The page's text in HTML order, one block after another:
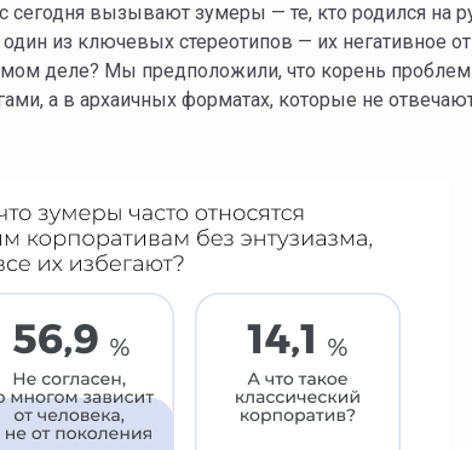
сегодня вызывают зумеры — те, кто родился на
из ключевых стереотипов — их негативное
деле? Мы предположили, что корень
а в архаичных форматах, которые не